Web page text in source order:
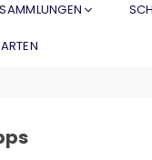
SAMMLUNGEN